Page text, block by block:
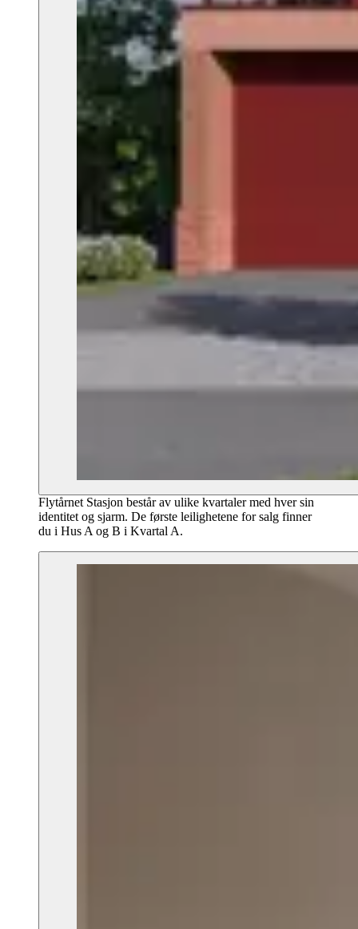
Flytårnet Stasjon består av ulike kvartaler med hver sin
identitet og sjarm. De første leilighetene for salg finner
du i Hus A og B i Kvartal A.